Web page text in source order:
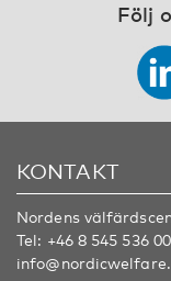
Följ
KONTAKT
Nordens
Tel: +46 8 545 536 00